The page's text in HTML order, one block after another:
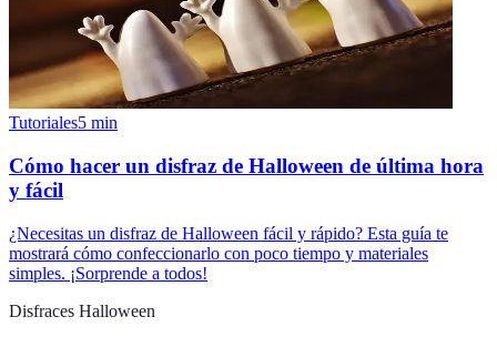
Tutoriales5 min
Cómo hacer un disfraz de Halloween de última hora
y fácil
¿Necesitas un disfraz de Halloween fácil y rápido? Esta guía te
mostrará cómo confeccionarlo con poco tiempo y materiales
simples. ¡Sorprende a todos!
Disfraces Halloween